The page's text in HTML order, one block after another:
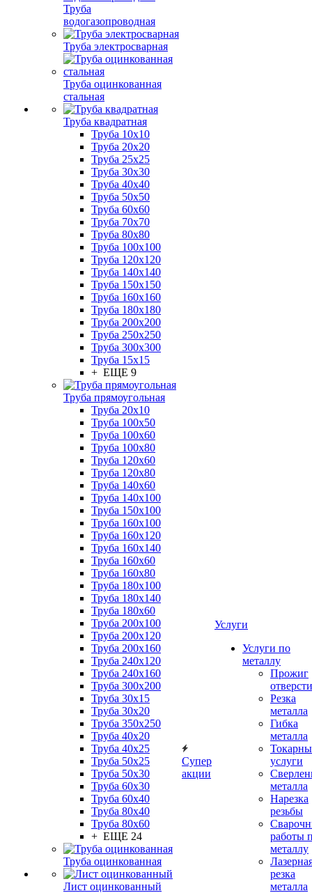
Труба
водогазопроводная
Труба электросварная
Труба оцинкованная
стальная
Труба квадратная
Труба 10x10
Труба 20x20
Труба 25x25
Труба 30x30
Труба 40x40
Труба 50x50
Труба 60x60
Труба 70x70
Труба 80x80
Труба 100x100
Труба 120x120
Труба 140x140
Труба 150x150
Труба 160x160
Труба 180x180
Труба 200x200
Труба 250x250
Труба 300x300
Труба 15x15
+ ЕЩЕ 9
Труба прямоугольная
Труба 20x10
Труба 100x50
Труба 100x60
Труба 100x80
Труба 120x60
Труба 120x80
Труба 140x60
Труба 140x100
Труба 150x100
Труба 160x100
Труба 160x120
Труба 160x140
Труба 160x60
Труба 160x80
Труба 180x100
Труба 180x140
Труба 180x60
Труба 200x100
Труба 200x120
Труба 200x160
Труба 240x120
Труба 240x160
Труба 300x200
Труба 30x15
Труба 30x20
Труба 350x250
Труба 40x20
Труба 40x25
Труба 50x25
Труба 50x30
Труба 60x30
Труба 60x40
Труба 80x40
Труба 80x60
+ ЕЩЕ 24
Труба оцинкованная
Лист оцинкованный
Супер
акции
Услуги
Услуги по
металлу
Прожиг
Резка
металла
Гибка
металла
услуги
металла
Нарезка
резьбы
работы
металлу
резка
металла